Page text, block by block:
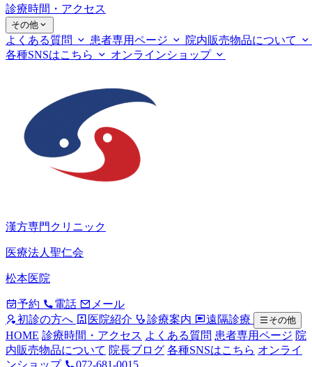
診療時間・アクセス
その他
よくある質問 患者専用ページ
院内販売物品について
各種SNSはこちら
オンラインショップ
漢方専門クリニック
医療法人聖仁会
松本医院
予約 電話
メール
初診の方へ
医院紹介 診療案内 遠隔診療 その他
HOME 診療時間・アクセス よくある質問 患者専用ページ 院
内販売物品について 院長ブログ 各種SNSはこちら オンライ
ンショップ
072-681-0015